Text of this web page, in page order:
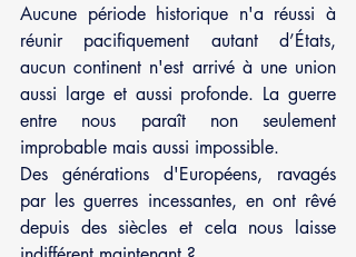
Aucune période historique n'a réussi à
réunir pacifiquement autant d’États,
aucun continent n'est arrivé à une union
aussi large et aussi profonde. La guerre
entre nous paraît non seulement
improbable mais aussi impossible.
Des générations d'Européens, ravagés
par les guerres incessantes, en ont rêvé
depuis des siècles et cela nous laisse